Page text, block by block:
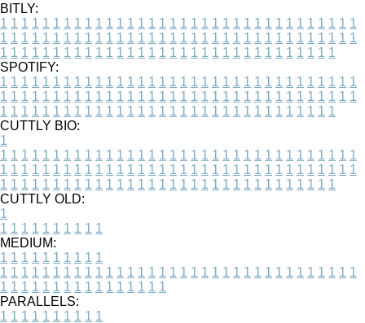
BITLY:
1 1 1 1 1 1 1 1 1 1 1 1 1 1 1 1 1 1 1 1 1 1 1 1 1 1 1 1 1 1 1 1 1 1
1 1 1 1 1 1 1 1 1 1 1 1 1 1 1 1 1 1 1 1 1 1 1 1 1 1 1 1 1 1 1 1 1 1
1 1 1 1 1 1 1 1 1 1 1 1 1 1 1 1 1 1 1 1 1 1 1 1 1 1 1 1 1 1 1 1
SPOTIFY:
1 1 1 1 1 1 1 1 1 1 1 1 1 1 1 1 1 1 1 1 1 1 1 1 1 1 1 1 1 1 1 1 1 1
1 1 1 1 1 1 1 1 1 1 1 1 1 1 1 1 1 1 1 1 1 1 1 1 1 1 1 1 1 1 1 1 1 1
1 1 1 1 1 1 1 1 1 1 1 1 1 1 1 1 1 1 1 1 1 1 1 1 1 1 1 1 1 1 1 1
CUTTLY BIO:
1
1 1 1 1 1 1 1 1 1 1 1 1 1 1 1 1 1 1 1 1 1 1 1 1 1 1 1 1 1 1 1 1 1 1
1 1 1 1 1 1 1 1 1 1 1 1 1 1 1 1 1 1 1 1 1 1 1 1 1 1 1 1 1 1 1 1 1 1
1 1 1 1 1 1 1 1 1 1 1 1 1 1 1 1 1 1 1 1 1 1 1 1 1 1 1 1 1 1 1 1
CUTTLY OLD:
1
1 1 1 1 1 1 1 1 1 1
MEDIUM:
1 1 1 1 1 1 1 1 1 1
1 1 1 1 1 1 1 1 1 1 1 1 1 1 1 1 1 1 1 1 1 1 1 1 1 1 1 1 1 1 1 1 1 1
1 1 1 1 1 1 1 1 1 1 1 1 1 1 1 1
PARALLELS:
1 1 1 1 1 1 1 1 1 1